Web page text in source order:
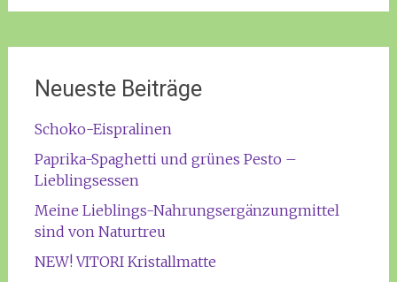
Neueste Beiträge
Schoko-Eispralinen
Paprika-Spaghetti und grünes Pesto –
Lieblingsessen
Meine Lieblings-Nahrungsergänzungmittel
sind von Naturtreu
NEW! VITORI Kristallmatte